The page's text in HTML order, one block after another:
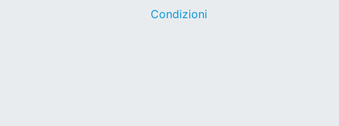
Condizioni